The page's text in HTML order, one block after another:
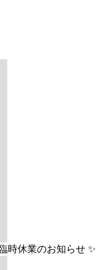
時休業のお知らせ ✨